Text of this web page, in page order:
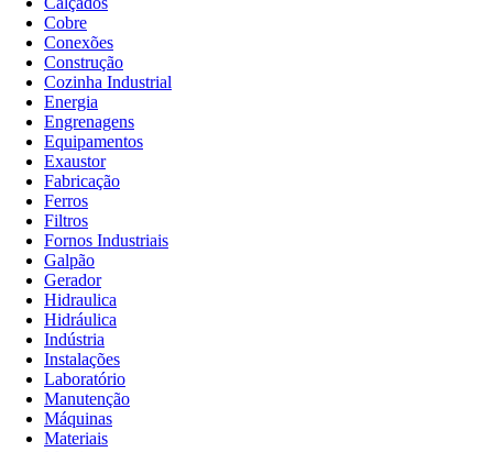
Cobre
Conexões
Construção
Cozinha Industrial
Energia
Engrenagens
Equipamentos
Exaustor
Fabricação
Ferros
Filtros
Fornos Industriais
Galpão
Gerador
Hidraulica
Hidráulica
Indústria
Instalações
Laboratório
Manutenção
Máquinas
Materiais